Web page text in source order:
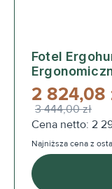
Fotel
2 824,08
3 444,00 zł
Cena netto: 2
Najniższa cena z